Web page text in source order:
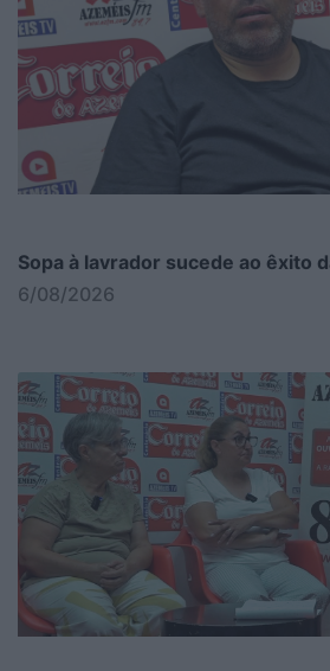
Sopa à lavrador sucede ao êxito
6/08/2026